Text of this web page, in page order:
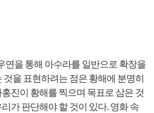
연을 통해 아수라를 일반으로 확장을
을 표현하려는 점은 황해에 분명히
진이 황해를 찍으며 목표로 삼은 것
가 판단해야 할 것이 있다. 영화 속